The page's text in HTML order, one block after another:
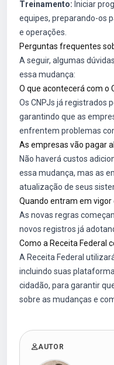
Treinamento: Iniciar
equipes, preparando-os
e operações.
Perguntas frequentes
A seguir, algumas
essa mudança:
O que acontecerá com o
Os CNPJs já registrados
garantindo que as
enfrentem problemas
As empresas vão pagar
Não haverá custos
essa mudança, mas as
atualização de seus
Quando entram em vigor
As novas regras
novos registros já
Como a Receita Federal
A Receita Federal
incluindo suas
cidadão, para garantir
sobre as mudanças e
AUTOR